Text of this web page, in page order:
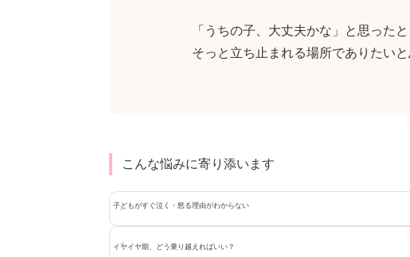
「うちの子、大丈夫かな」と思ったと
そっと立ち止まれる場所でありたいと
こんな悩みに寄り添います
子どもがすぐ泣く・怒る理由がわからない
イヤイヤ期、どう乗り越えればいい？